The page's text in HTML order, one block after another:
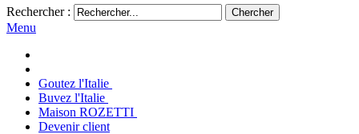
Rechercher : Chercher
Menu
Goutez l'Italie
Buvez l'Italie
Maison ROZETTI
Devenir client